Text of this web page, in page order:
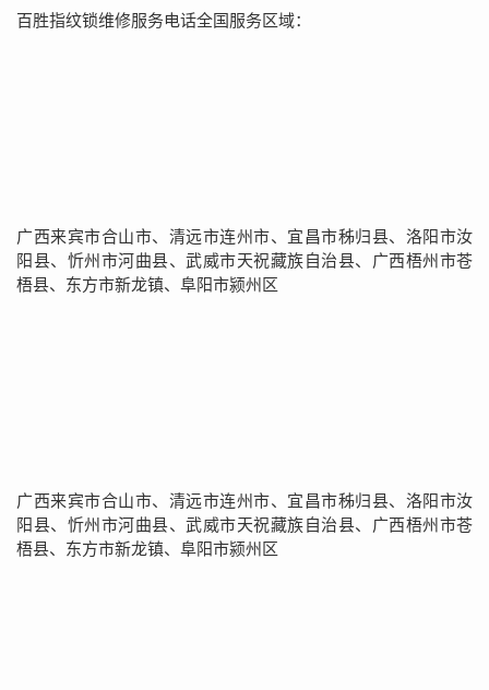
百胜指纹锁维修服务电话全国服务区域：
广西来宾市合山市、清远市连州市、宜昌市秭归县、洛阳市汝
阳县、忻州市河曲县、武威市天祝藏族自治县、广西梧州市苍
梧县、东方市新龙镇、阜阳市颍州区
广西来宾市合山市、清远市连州市、宜昌市秭归县、洛阳市汝
阳县、忻州市河曲县、武威市天祝藏族自治县、广西梧州市苍
梧县、东方市新龙镇、阜阳市颍州区